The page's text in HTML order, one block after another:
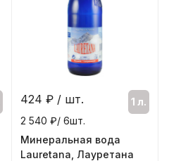
424 ₽ / шт.
1 л.
2 540 ₽/ 6шт.
Минеральная вода
Lauretana, Лауретана